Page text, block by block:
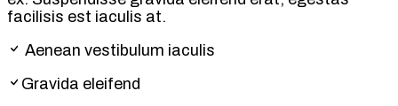
facilisis est iaculis at.
Aenean vestibulum iaculis
Gravida eleifend